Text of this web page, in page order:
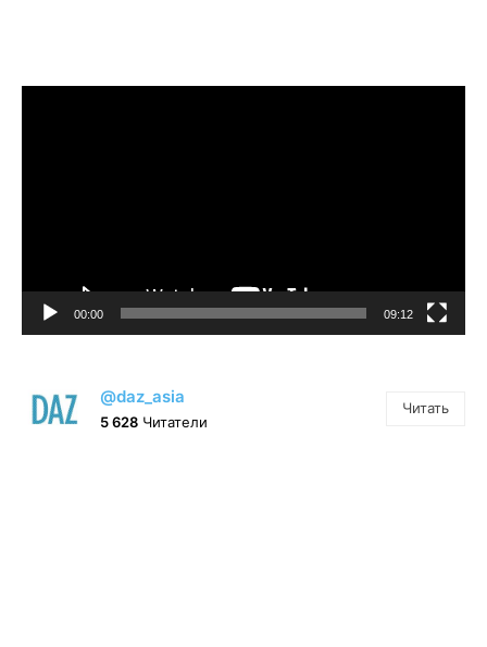
00:00 09:12
@daz_asia
5 628 Читатели
Читать